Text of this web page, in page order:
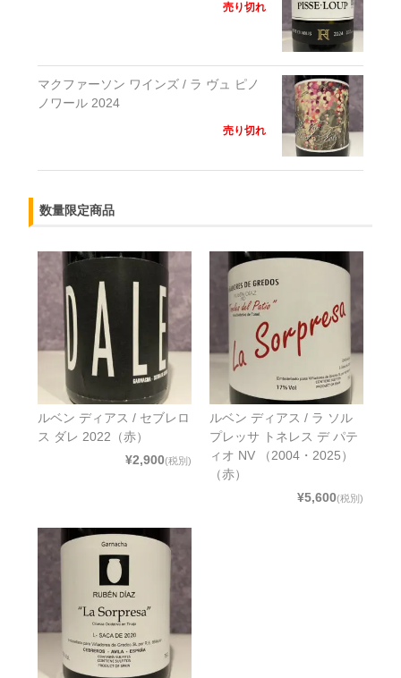
売り切れ
マクファーソン ワインズ / ラ ヴュ ピノ
ノワール 2024
売り切れ
数量限定商品
ルベン ディアス / セブレロ
ス ダレ 2022（赤）
¥2,900(税別)
ルベン ディアス / ラ ソル
プレッサ トネレス デ パテ
ィオ NV （2004・2025）
（赤）
¥5,600(税別)